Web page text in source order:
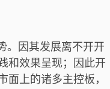
。因其发展离不开开
和效果呈现；因此开
上的诸多主控板，